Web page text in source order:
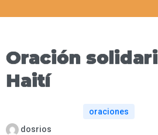
Oración
Haití
dosrios
oraciones